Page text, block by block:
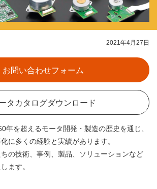
2021年4月27日
お問い合わせフォーム
タカタログダウンロード
年を超えるモータ開発・製造の歴史を通じ、
に多くの経験と実績があります。
の技術、事例、製品、ソリューションなど
ます。